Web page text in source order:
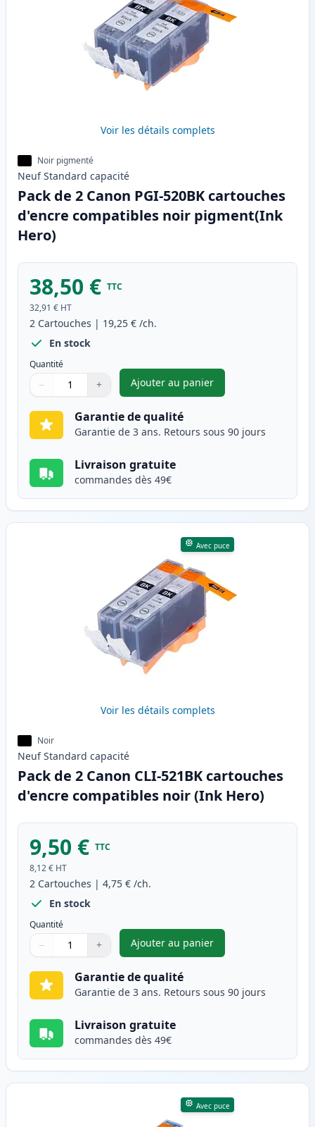
Voir les détails complets
Noir pigmenté
Neuf Standard capacité
Pack de 2 Canon PGI-520BK cartouches
d'encre compatibles noir pigment(Ink
Hero)
38,50 € TTC
32,91 € HT
2 Cartouches | 19,25 € /ch.
En stock
Quantité
Quantité
Utilisez les boutons pour ajuster
− +
Quantité
Ajouter au panier
,Pack de 2 Canon PGI-
Garantie de qualité
Garantie de 3 ans. Retours sous 90 jours
Livraison gratuite
commandes dès 49€
Avec puce
Voir les détails complets
Noir
Neuf Standard capacité
Pack de 2 Canon CLI-521BK cartouches
d'encre compatibles noir (Ink Hero)
9,50 € TTC
8,12 € HT
2 Cartouches | 4,75 € /ch.
En stock
Quantité
Quantité
Utilisez les boutons pour ajuster
− +
Quantité
Ajouter au panier
,Pack de 2 Canon CLI-
Garantie de qualité
Garantie de 3 ans. Retours sous 90 jours
Livraison gratuite
commandes dès 49€
Avec puce